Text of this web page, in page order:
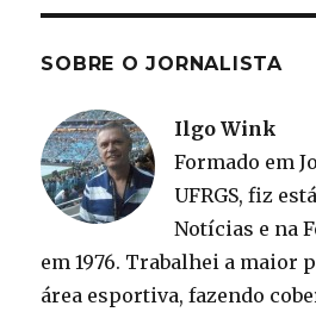
SOBRE O JORNALISTA
Ilgo Wink
Formado em
UFRGS, fiz
Notícias e na
em 1976. Trabalhei a maior
área esportiva, fazendo